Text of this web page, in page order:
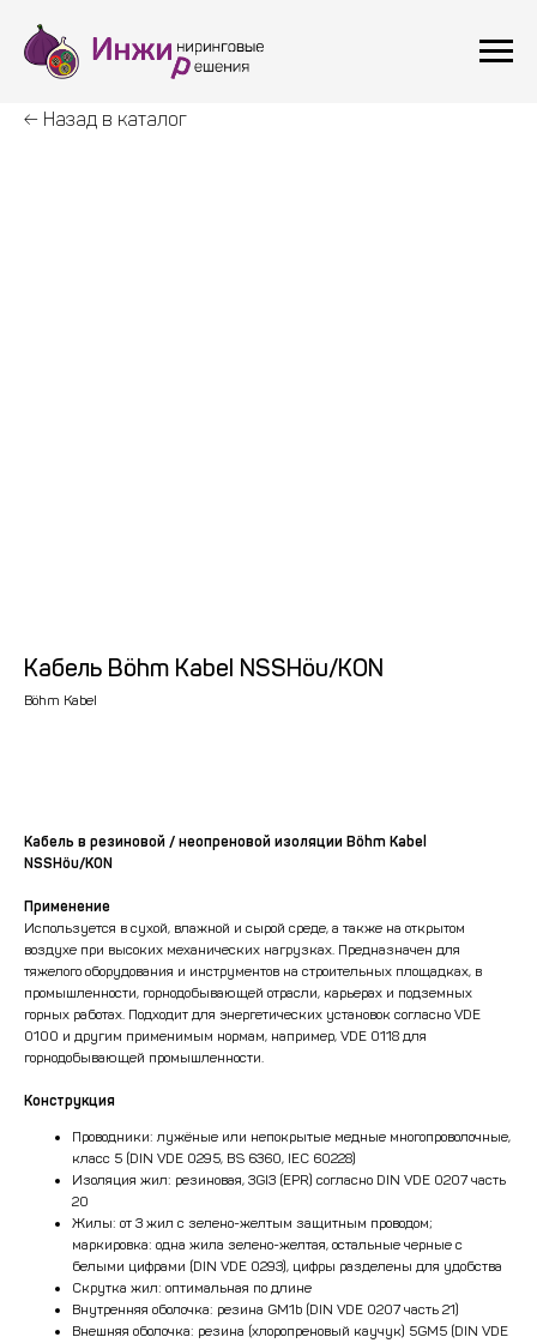
← Назад в каталог
Кабель Böhm Kabel NSSHöu/KON
Böhm Kabel
Кабель в резиновой / неопреновой изоляции Böhm Kabel
NSSHöu/KON
Применение
Используется в сухой, влажной и сырой среде, а также на открытом
воздухе при высоких механических нагрузках. Предназначен для
тяжелого оборудования и инструментов на строительных площадках, в
промышленности, горнодобывающей отрасли, карьерах и подземных
горных работах. Подходит для энергетических установок согласно VDE
0100 и другим применимым нормам, например, VDE 0118 для
горнодобывающей промышленности.
Конструкция
Проводники: лужёные или непокрытые медные многопроволочные,
класс 5 (DIN VDE 0295, BS 6360, IEC 60228)
Изоляция жил: резиновая, 3GI3 (EPR) согласно DIN VDE 0207 часть
20
Жилы: от 3 жил с зелено-желтым защитным проводом;
маркировка: одна жила зелено-желтая, остальные черные с
белыми цифрами (DIN VDE 0293), цифры разделены для удобства
Скрутка жил: оптимальная по длине
Внутренняя оболочка: резина GM1b (DIN VDE 0207 часть 21)
Внешняя оболочка: резина (хлоропреновый каучук) 5GM5 (DIN VDE